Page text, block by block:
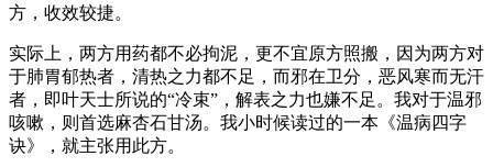
方，收效较捷。
实际上，两方用药都不必拘泥，更不宜原方照搬，因为两方对
于肺胃郁热者，清热之力都不足，而邪在卫分，恶风寒而无汗
者，即叶天士所说的“冷束”，解表之力也嫌不足。我对于温邪
咳嗽，则首选麻杏石甘汤。我小时候读过的一本《温病四字
诀》，就主张用此方。